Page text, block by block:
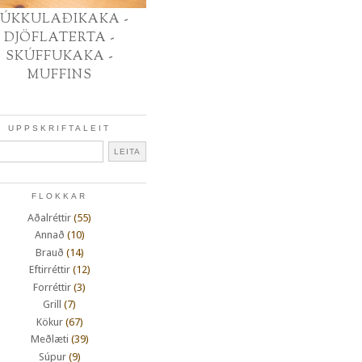
-
DJÖFLATERTA -
SKÚFFUKAKA -
MUFFINS
UPPSKRIFTALEIT
FLOKKAR
Aðalréttir (55)
Annað (10)
Brauð (14)
Eftirréttir (12)
Forréttir (3)
Grill
(7)
Kökur (67)
Meðlæti (39)
Súpur (9)